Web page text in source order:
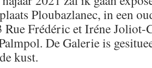
Ploubazlanec, in een
Rue Frédéric et Iréne
De Galerie is
kust.